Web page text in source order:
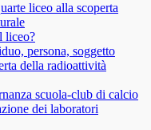
liceo alla scoperta
liceo?
persona, soggetto
della radioattività
scuola-club di calcio
dei laboratori